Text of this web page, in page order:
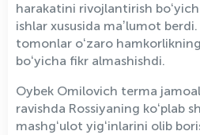
harakatini rivojlantirish
ishlar xususida maʼlumot
tomonlar oʻzaro
boʻyicha fikr almashishdi.
Oybek Omilovich terma
ravishda Rossiyaning koʻplab
mashgʻulot yigʻinlarini olib